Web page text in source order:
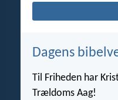
Dagens
Til Friheden har
Trældoms Aag!